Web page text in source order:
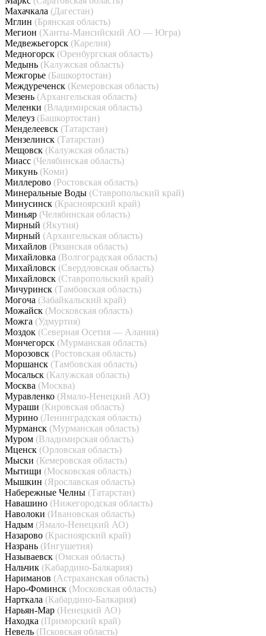
Махачкала (Дагестан)
Мглин (Брянская область)
Мегион (Ханты-Мансийский АО — Югра)
Медвежьегорск (Карелия)
Медногорск (Оренбургская область)
Медынь (Калужская область)
Межгорье (Башкортостан)
Междуреченск (Кемеровская область)
Мезень (Архангельская область)
Меленки (Владимирская область)
Мелеуз (Башкортостан)
Менделеевск (Татарстан)
Мензелинск (Татарстан)
Мещовск (Калужская область)
Миасс (Челябинская область)
Микунь (Коми)
Миллерово (Ростовская область)
Минеральные Воды (Ставропольский край)
Минусинск (Красноярский край)
Миньяр (Челябинская область)
Мирный (Якутия)
Мирный (Архангельская область)
Михайлов (Рязанская область)
Михайловка (Волгоградская область)
Михайловск (Свердловская область)
Михайловск (Ставропольский край)
Мичуринск (Тамбовская область)
Могоча (Забайкальский край)
Можайск (Московская область)
Можга (Удмуртия)
Моздок (Северная Осетия — Алания)
Мончегорск (Мурманская область)
Морозовск (Ростовская область)
Моршанск (Тамбовская область)
Мосальск (Калужская область)
Москва (Москва)
Муравленко (Ямало-Ненецкий АО)
Мураши (Кировская область)
Мурино (Ленинградская область)
Мурманск (Мурманская область)
Муром (Владимирская область)
Мценск (Орловская область)
Мыски (Кемеровская область)
Мытищи (Московская область)
Мышкин (Ярославская область)
Набережные Челны (Татарстан)
Навашино (Нижегородская область)
Наволоки (Ивановская область)
Надым (Ямало-Ненецкий АО)
Назарово (Красноярский край)
Назрань (Ингушетия)
Называевск (Омская область)
Нальчик (Кабардино-Балкария)
Нариманов (Астраханская область)
Наро-Фоминск (Московская область)
Нарткала (Кабардино-Балкария)
Нарьян-Мар (Ненецкий АО)
Находка (Приморский край)
Невель (Псковская область)